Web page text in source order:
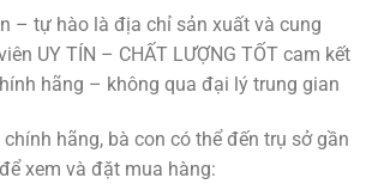
– tự hào là địa chỉ sản xuất và cung
UY TÍN – CHẤT LƯỢNG TỐT cam kết
hãng – không qua đại lý trung gian
hãng, bà con có thể đến trụ sở gần
xem và đặt mua hàng: